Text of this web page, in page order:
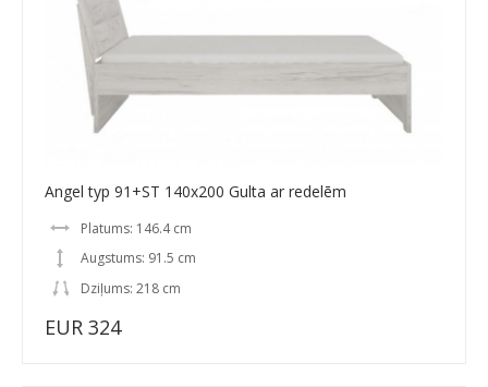
Angel typ 91+ST 140x200 Gulta ar redelēm
Platums: 146.4 cm
Augstums: 91.5 cm
Dziļums: 218 cm
EUR 324